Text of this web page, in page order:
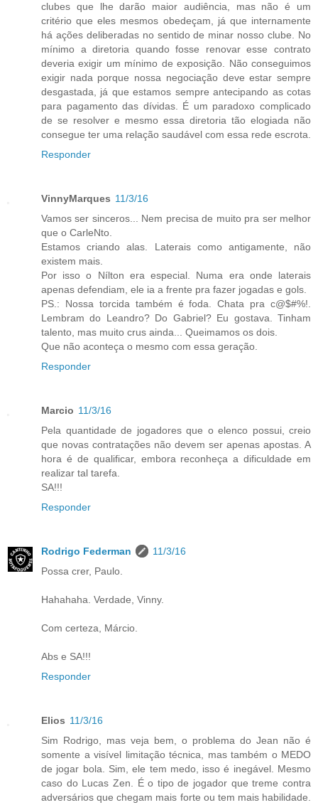
clubes que lhe darão maior audiência, mas não é um
critério que eles mesmos obedeçam, já que internamente
há ações deliberadas no sentido de minar nosso clube. No
mínimo a diretoria quando fosse renovar esse contrato
deveria exigir um mínimo de exposição. Não conseguimos
exigir nada porque nossa negociação deve estar sempre
desgastada, já que estamos sempre antecipando as cotas
para pagamento das dívidas. É um paradoxo complicado
de se resolver e mesmo essa diretoria tão elogiada não
consegue ter uma relação saudável com essa rede escrota.
Responder
VinnyMarques 11/3/16
Vamos ser sinceros... Nem precisa de muito pra ser melhor
que o CarleNto.
Estamos criando alas. Laterais como antigamente, não
existem mais.
Por isso o Nílton era especial. Numa era onde laterais
apenas defendiam, ele ia a frente pra fazer jogadas e gols.
PS.: Nossa torcida também é foda. Chata pra c@$#%!.
Lembram do Leandro? Do Gabriel? Eu gostava. Tinham
talento, mas muito crus ainda... Queimamos os dois.
Que não aconteça o mesmo com essa geração.
Responder
Marcio 11/3/16
Pela quantidade de jogadores que o elenco possui, creio
que novas contratações não devem ser apenas apostas. A
hora é de qualificar, embora reconheça a dificuldade em
realizar tal tarefa.
SA!!!
Responder
Rodrigo Federman
11/3/16
Possa crer, Paulo.
Hahahaha. Verdade, Vinny.
Com certeza, Márcio.
Abs e SA!!!
Responder
Elios 11/3/16
Sim Rodrigo, mas veja bem, o problema do Jean não é
somente a visível limitação técnica, mas também o MEDO
de jogar bola. Sim, ele tem medo, isso é inegável. Mesmo
caso do Lucas Zen. É o tipo de jogador que treme contra
adversários que chegam mais forte ou tem mais habilidade.